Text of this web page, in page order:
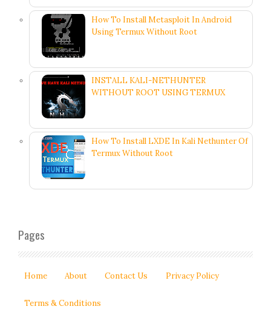
How To Install Metasploit In Android
Using Termux Without Root
INSTALL KALI-NETHUNTER
WITHOUT ROOT USING TERMUX
How To Install LXDE In Kali Nethunter Of
Termux Without Root
Pages
Home About Contact Us Privacy Policy
Terms & Conditions